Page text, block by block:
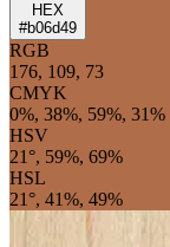
HEX
#b06d49
RGB
176, 109, 73
CMYK
0%, 38%, 59%, 31%
HSV
21°, 59%, 69%
HSL
21°, 41%, 49%